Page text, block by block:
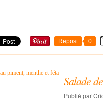
Repost 0
Salade
Publié par